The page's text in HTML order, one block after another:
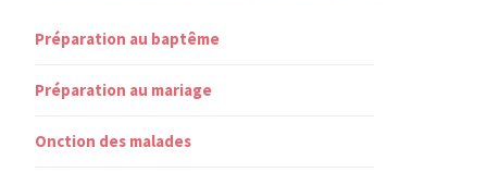
Préparation au baptême
Préparation au mariage
Onction des malades